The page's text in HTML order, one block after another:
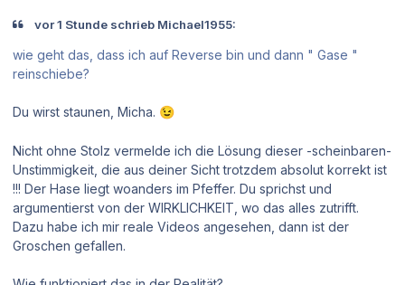
vor 1 Stunde schrieb Michael1955:
wie geht das, dass ich auf Reverse bin und dann " Gase "
reinschiebe?
Du wirst staunen, Micha. 😉
Nicht ohne Stolz vermelde ich die Lösung dieser -scheinbaren-
Unstimmigkeit, die aus deiner Sicht trotzdem absolut korrekt ist
!!! Der Hase liegt woanders im Pfeffer. Du sprichst und
argumentierst von der WIRKLICHKEIT, wo das alles zutrifft.
Dazu habe ich mir reale Videos angesehen, dann ist der
Groschen gefallen.